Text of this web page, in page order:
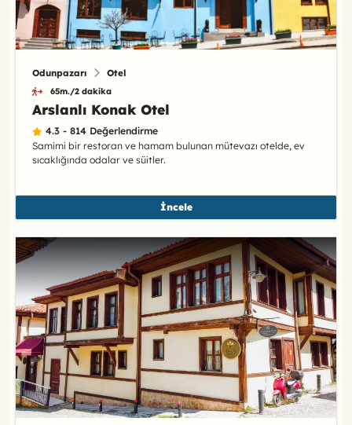
Odunpazarı Otel
65m./2 dakika
Arslanlı Konak Otel
4.3 - 814 Değerlendirme
Samimi bir restoran ve hamam bulunan mütevazı otelde, ev
sıcaklığında odalar ve süitler.
İncele